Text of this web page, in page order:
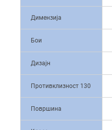
Димензија
Бои
Дизајн
Противклизност 130
Површина